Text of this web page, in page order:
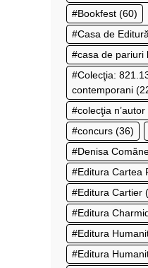
Bookfest (60)
Casa de
casa de pariuri
Colecţia:
contemporani
colecţia n’autor
concurs (36)
Denisa
Editura Cartea
Editura Cartier
Editura
Editura
Editura